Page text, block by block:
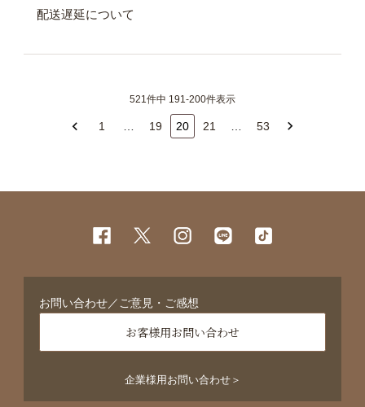
配送遅延について
521件中 191-200件表示
1 19 20 21 53
お問い合わせ／ご意見・ご感想
お客様用お問い合わせ
企業様用お問い合わせ＞